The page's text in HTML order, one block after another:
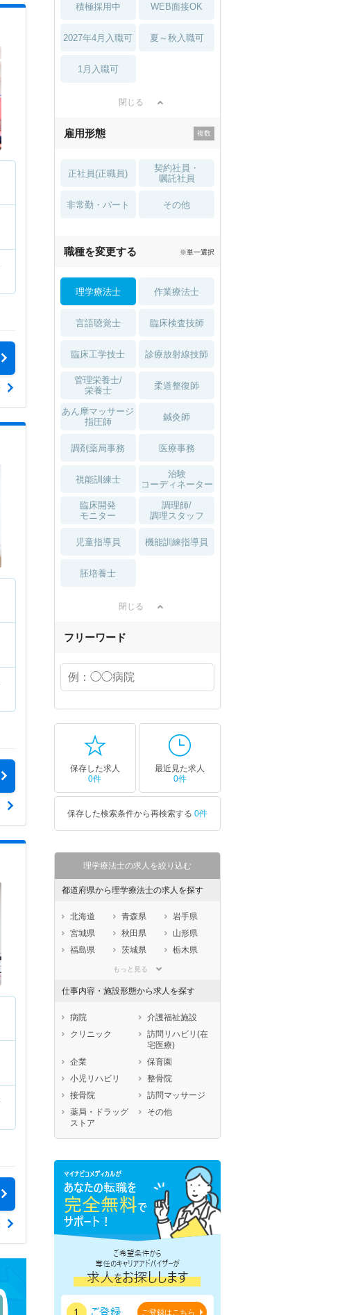
積極採用中 WEB面接OK
2027年4月入職可 夏～秋入職可
1月入職可
閉じる
雇用形態
正社員(正職員)
契約社員・
嘱託社員
非常勤・パート その他
職種を変更する ※単一選択
理学療法士 作業療法士
言語聴覚士 臨床検査技師
臨床工学技士 診療放射線技師
管理栄養士/
栄養士
柔道整復師
あん摩マッサージ
指圧師
鍼灸師
調剤薬局事務 医療事務
視能訓練士
治験
コーディネーター
臨床開発
モニター
調理師/
調理スタッフ
児童指導員 機能訓練指導員
胚培養士
閉じる
フリーワード
保存した求人
0件
最近見た求人
0件
保存した検索条件から再検索する 0件
理学療法士の求人を絞り込む
都道府県から理学療法士の求人を探す
北海道 青森県
岩手県
宮城県
秋田県
山形県
福島県
茨城県
栃木県
埼玉県
石川県
福井県
岐阜県
静岡県
愛知県
三重県
大阪府
兵庫県
奈良県
鳥取県
島根県
広島県
山口県
徳島県
香川県
愛媛県
もっと見る
仕事内容・施設形態から求人を探す
病院
介護福祉施設
クリニック
訪問リハビリ(在
宅医療)
企業
保育園
小児リハビリ
整骨院
接骨院
訪問マッサージ
薬局・ドラッグ
ストア
その他
ご登録はこちら